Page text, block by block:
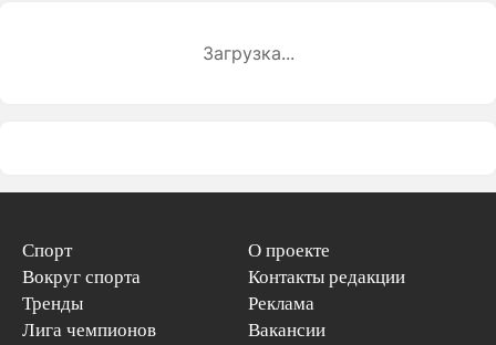
Загрузка...
Спорт
Вокруг спорта
Тренды
Лига чемпионов
О проекте
Контакты редакции
Реклама
Вакансии